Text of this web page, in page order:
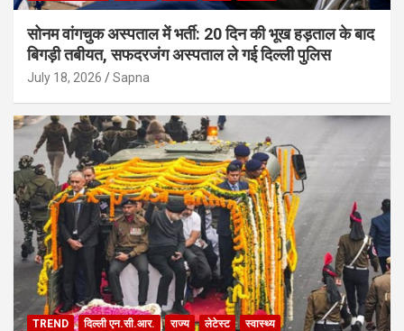
सोनम वांगचुक अस्पताल में भर्ती: 20 दिन की भूख हड़ताल के बाद
बिगड़ी तबीयत, सफदरजंग अस्पताल ले गई दिल्ली पुलिस
July 18, 2026 Sapna
TREND दिल्ली एन.सी.आर. राज्य लेटेस्ट स्वास्थ्य